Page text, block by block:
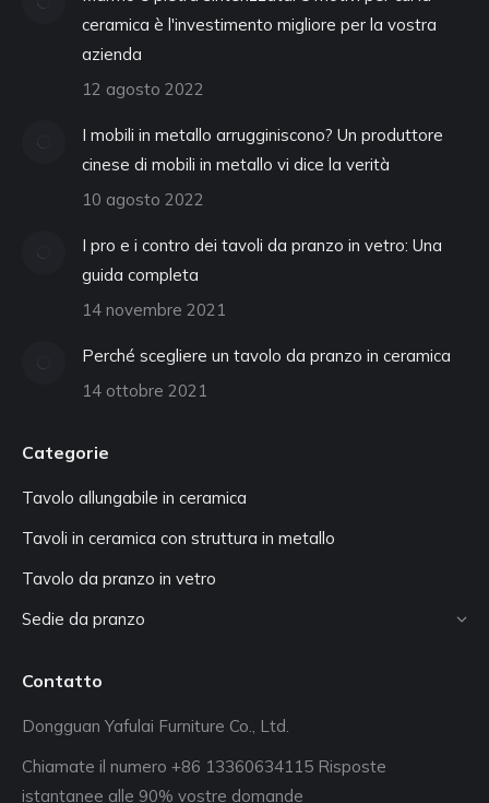
ceramica è l'investimento migliore per la vostra
azienda
12 agosto 2022
I mobili in metallo arrugginiscono? Un produttore
cinese di mobili in metallo vi dice la verità
10 agosto 2022
I pro e i contro dei tavoli da pranzo in vetro: Una
guida completa
14 novembre 2021
Perché scegliere un tavolo da pranzo in ceramica
14 ottobre 2021
Categorie
Tavolo allungabile in ceramica
Tavoli in ceramica con struttura in metallo
Tavolo da pranzo in vetro
Sedie da pranzo
Contatto
Dongguan Yafulai Furniture Co., Ltd.
Chiamate il numero +86 13360634115 Risposte
istantanee alle 90% vostre domande